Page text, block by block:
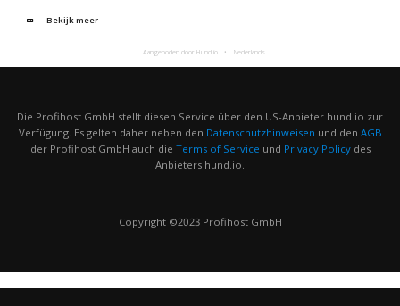
Bekijk meer
Aangeboden door Hund.io Nederlands
Die Profihost GmbH stellt diesen Service über den US-Anbieter hund.io zur
Verfügung. Es gelten daher neben den Datenschutzhinweisen und den AGB
der Profihost GmbH auch die Terms of Service und Privacy Policydes
Anbieters hund.io.
Copyright ©2023 Profihost GmbH